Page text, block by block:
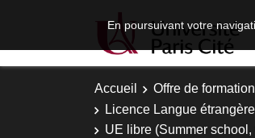
En poursuivant votre
Accueil Offre de formation
Licence Langue
UE libre (Summer